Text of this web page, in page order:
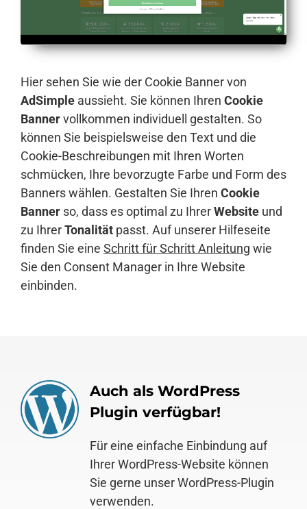
Hier sehen Sie wie der Cookie Banner von
AdSimple aussieht. Sie können Ihren Cookie
Bannervollkommen individuell gestalten. So
können Sie beispielsweise den Text und die
Cookie-Beschreibungen mit Ihren Worten
schmücken, Ihre bevorzugte Farbe und Form des
Banners wählen. Gestalten Sie Ihren Cookie
Banner so, dass es optimal zu IhrerWebsite und
zu IhrerTonalität passt. Auf unserer Hilfeseite
finden Sie eine Schritt für Schritt Anleitung wie
Sie den Consent Manager in Ihre Website
einbinden.
Auch als WordPress
Plugin verfügbar!
Für eine einfache Einbindung auf
Ihrer WordPress-Website können
Sie gerne unser WordPress-Plugin
verwenden.